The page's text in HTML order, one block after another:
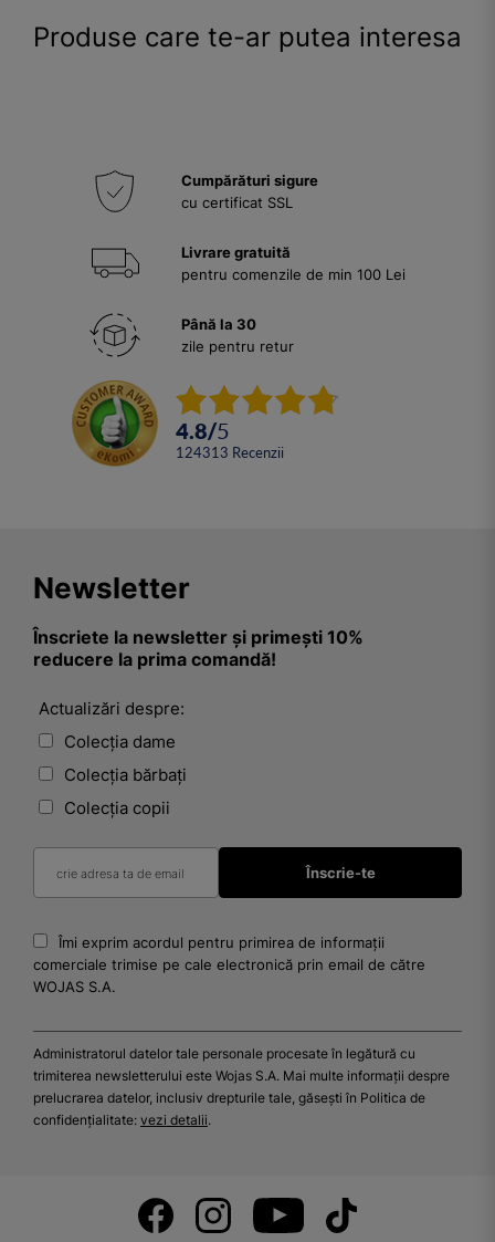
Produse care te-ar putea interesa
Cumpărături sigure
cu certificat SSL
Livrare gratuită
pentru comenzile de min 100 Lei
Până la 30
zile pentru retur
4.8/5
124313 Recenzii
Newsletter
Înscriete la newsletter și primești 10%
reducere la prima comandă!
Actualizări despre:
Colecția dame
Colecția bărbați
Colecția copii
Îmi exprim acordul pentru primirea de informații
comerciale trimise pe cale electronică prin email de către
WOJAS S.A.
Administratorul datelor tale personale procesate în legătură cu
trimiterea newsletterului este Wojas S.A. Mai multe informații despre
prelucrarea datelor, inclusiv drepturile tale, găsești în Politica de
confidențialitate: vezi detalii.